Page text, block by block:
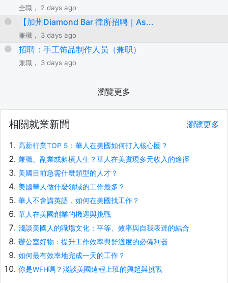
全職， 2 days ago
【加州Diamond Bar 律所招聘｜As...
兼職， 3 days ago
招聘：手工饰品制作人员（兼职）
兼職， 3 days ago
瀏覽更多
相關就業新聞 瀏覽更多
高薪行業TOP 5：華人在美國如何打入核心圈？
兼職、副業或斜槓人生？華人在美實現多元收入的途徑
美國目前急需什麼類型的人才？
美國華人做什麼領域的工作最多？
華人不會講英語，如何在美國找工作？
華人在美國創業的機遇與挑戰
淺談美國人的職場文化：平等、效率與自我表達的結合
辦公室好物：提升工作效率與舒適度的必備利器
如何最有效率地完成一天的工作？
你是WFH嗎？淺談美國遠程上班的興起與挑戰